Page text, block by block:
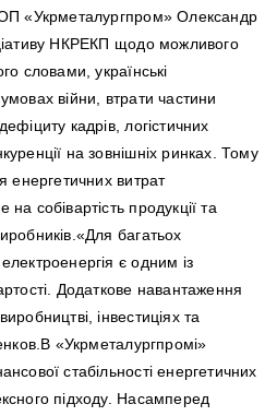
«Укрметалургпром» Олександр
НКРЕКП щодо можливого
словами, українські
війни, втрати частини
кадрів, логістичних
на зовнішніх ринках. Тому
енергетичних витрат
собівартість продукції та
багатьох
є одним із
Додаткове навантаження
інвестиціях та
«Укрметалургпромі»
стабільності енергетичних
підходу. Насамперед